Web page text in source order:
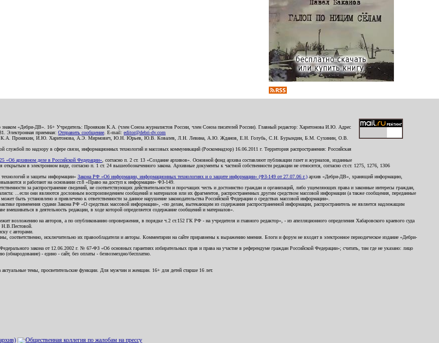
знаком «Дебри-ДВ». 16+ Учредитель: Пронякин К.А. (член Союза журналистов России, член Союза писателей России). Главный редактор: Харитонова И.Ю. Адрес
Электронная приемная: Отправить сообщение . E-mail: editor@debri-dv.com
К.А. Пронякин, И.Ю. Харитонова, А.Э. Мирмович, Ю.Н. Юрьев, Ю.В. Ковалев, Л.Н. Левина, А.Ю. Жданов, Е.Н. Голубь, С.Н. Бурындин, Б.М. Сухинин, О.В.
службой по надзору в сфере связи, информационных технологий и массовых коммуникаций (Роскомнадзор) 16.06.2011 г. Территория распространения: Российская
«Об архивном деле в Российской Федерации» , согласно п. 2 ст. 13 «Создание архивов». Основной фонд архива составляют публикации газет и журналов, изданные
в электронном виде, согласно п. 1 ст. 24 вышеобозначенного закона. Архивные документы к частной собственности редакции не относятся, согласно ст.ст. 1275, 1276, 1306
и защиты информации» Закона РФ «Об информации, информационных технологиях и о защите информации» (ФЗ-149 от 27.07.06 г.) архив «Дебри-ДВ», хранящий информацию,
и работают на основании ст.8 «Право на доступ к информации» ФЗ-149.
за распространение сведений, не соответствующих действительности и порочащих честь и достоинство граждан и организаций, либо ущемляющих права и законные интересы граждан,
...если они являются дословным воспроизведением сообщений и материалов или их фрагментов, распространенных другим средством массовой информации (а также сообщения, переданные
быть установлено и привлечено к ответственности за данное нарушение законодательства Российской Федерации о средствах массовой информации».
применения судами Закона РФ «О средствах массовой информации», «по делам, вытекающим из содержания распространенной информации, распространитель не является надлежащим
в деятельность редакции, в ходе которой определяется содержание сообщений и материалов».
возложению на авторов, а по опубликованию опровержения, в порядке ч.2 ст.152 ГК РФ - на учредителя и главного редактор», - из апелляционного определения Хабаровского краевого суда
с авторами.
соответственно, исключительно их правообладатели и авторы. Комментарии на сайте приравнены к выражению мнения. Блоги и форум не входят в электронное периодическое издание «Дебри-
закона от 12.06.2002 г. № 67-ФЗ «Об основных гарантиях избирательных прав и права на участие в референдуме граждан Российской Федерации»; считать, там где не указано: лицо
- едино - сайт, без оплаты - безвозмездно/бесплатно.
темы, просветительские функции. Для мужчин и женщин. 16+ для детей старше 16 лет.